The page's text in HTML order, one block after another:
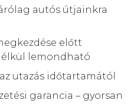
autós útjainkra
előtt
lemondható
utazás időtartamától
garancia – gyorsan